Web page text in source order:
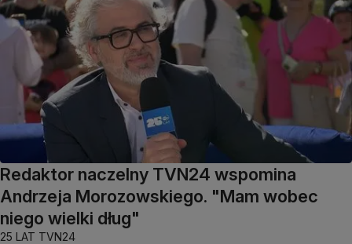
Redaktor naczelny TVN24 wspomina
Andrzeja Morozowskiego. "Mam wobec
niego wielki dług"
25 LAT TVN24